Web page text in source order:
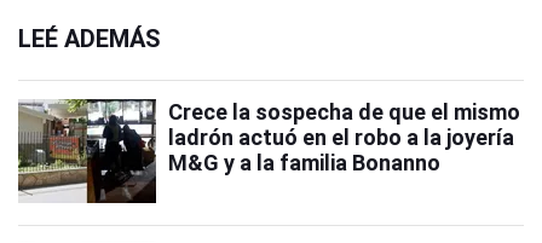
LEÉ ADEMÁS
Crece la sospecha de que el mismo
ladrón actuó en el robo a la joyería
M&G y a la familia Bonanno